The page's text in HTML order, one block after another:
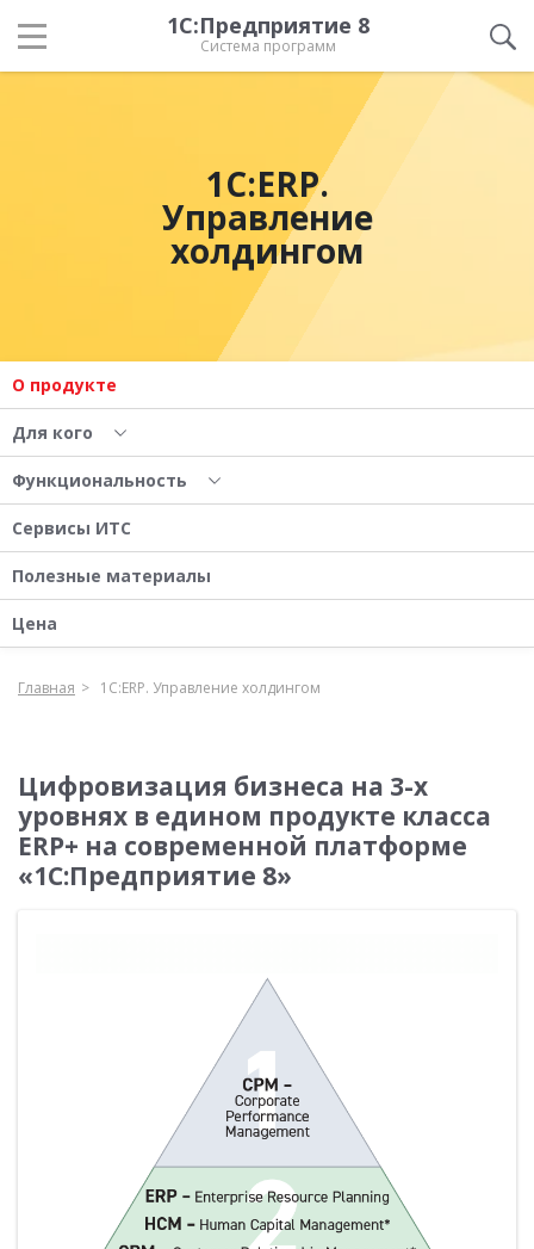
1С:Предприятие 8
Система программ
1С:ERP.
Управление
холдингом
О продукте
Для кого
Функциональность
Сервисы ИТС
Полезные материалы
Цена
Главная 1С:ERP. Управление холдингом
Цифровизация бизнеса на 3-х
уровнях в едином продукте класса
ERP+ на современной платформе
«1С:Предприятие 8»